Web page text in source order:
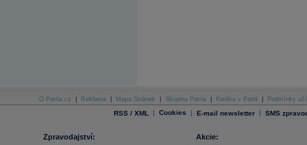
O Patria.cz Reklama Mapa Stránek Skupina Patria Kariéra v Patrii Podmínky
RSS / XML | Cookies | E-mail newsletter | SMS
Zpravodajství:
Akcie: